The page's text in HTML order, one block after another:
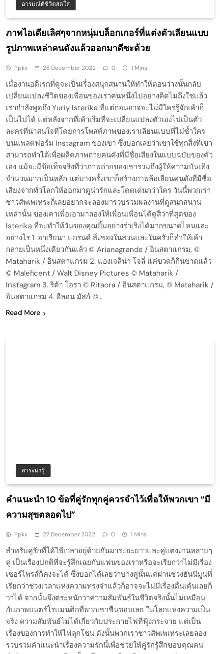
อารมณ์ดีชีวิตสดใส
ภาพไอเดียเลิศๆจากหนุ่มบล็อกเกอร์ที่แต่งตัวเลียนแบบ
รูปภาพเหล่าคนดังแล้วออกมาดีซะด้วย
Ppkx 28 December 2022 0 1 Mins
เมื่องานอดิเรกที่ดูจะเป็นเรื่องสนุกสนานให้ทำให้ตอนว่างนั้นกลับ
เปลี่ยนแปลงชีวิตของเพื่อนของเราคนหนึ่งไปอย่างคิดไม่ถึงใช่แล้ว
เรากำลังพูดถึง Yuriy Isterika ที่แต่ก่อนอาจจะไม่มีใครรู้จักเค้าก็
เป็นไปได้ แต่หลังจากที่เค้าเริ่มที่จะเปลี่ยนแปลงตัวเองไปเป็นตัว
ละครที่น่าสนใจที่โดยการโพสต์ภาพของเราเลียนแบบที่ไม่ซ้ำใคร
บนแพลตฟอร์ม Instagram ของเขา ซึ่งบอกเลยว่าเขาใช้ทุกสิ่งที่เขา
สามารถทำได้เพื่อผลิตภาพถ่ายคนดังที่มีชื่อเสียงในแบบฉบับของตัว
เอง แม้จะมีข้อเท็จจริงที่ว่าภาพถ่ายของเขารวมถึงผู้ให้ความบันเทิง
จำนวนมากเป็นหลัก แต่บางครั้งเขาก็สร้างภาพล้อเลียนคนดังที่มีชื่อ
เสียงจากทั่วโลกให้ออกมาดูน่ารักและโดดเด่นกว่าใคร วันนี้พวกเรา
ชาวสัพเพเหระก็เลยอยากจะลองมารวบรวมผลงานที่ดูสนุกสนาน
เหล่านั้น ของเคาเพื่อเอามาลองให้เพื่อนเพื่อนได้ดูสิว่าที่สุดของ
Isterika ที่จะทำให้วันของคุณยิ้มอย่างร่าเริงได้มากขนาดไหนและ
อย่างไร 1. อาเรียนา แกรนด์ สิ่งของในสวนและในครัวก็ทำให้เค้า
กลายเป็นหนึ่งเดียวกันแล้ว © Arianagrande / อินสตาแกรม, ©
Mataharik / อินสตาแกรม 2. แองเจลิน่า โจลี่ แค่ขวดก็กินขาดแล้ว
© Maleficent / Walt Disney Pictures © Mataharik /
Instagram 3. ริต้า โอรา © Ritaora / อินสตาแกรม, © Mataharik /
อินสตาแกรม 4. อีลอน มัสก์ ©…
Read More
สาระน่ารู้
คำแนะนำ 10 ข้อที่คู่รักทุกคู่ควรจำไว้เพื่อให้พวกเขา “มี
ความสุขตลอดไป”
Ppkx 27 December 2022 0 1 Mins
สำหรับคู่รักที่ได้ใช้เวลาอยู่ด้วยกันมาระยะยาวและคู่แต่งงานหลายๆ
คู่ เป็นเรื่องปกติที่จะรู้สึกเฉยกับแฟนของเราหรือจะเรียกว่าไม่มีเรื่อง
เซอร์ไพรส์ก็คงจะได้ ซึ่งบอกได้เลยว่าบางคู่นั้นแค่ผ่านช่วงฮันนีมูนที่
เรียกว่าช่วงเวลาแห่งความทรงจำแล้วก็อาจจะไม่มีเรื่องตื่นเต้นเลยก็
ว่าได้ จากนั้นจึงตระหนักว่าความสัมพันธ์ในชีวิตจริงนั้นไม่เหมือน
กับภาพยนตร์โรแมนติกที่พวกเขาชื่นชอบเลย ในโลกแห่งความเป็น
จริง ความสัมพันธ์ไม่ได้เกี่ยวกับประกายไฟที่ฟุ้งกระจาย แต่เป็น
เรื่องของการทำให้ไฟลุกโชน ดังนั้นพวกเราชาวสัพเพเหระเลยลอง
รวบรวมคำแนะนำเรื่องความรักนี้เพื่อช่วยให้คู่รักรู้สึกขอบคุณคน